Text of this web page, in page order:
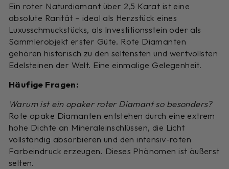
Ein roter Naturdiamant über 2,5 Karat ist eine
absolute Rarität – ideal als Herzstück eines
Luxusschmuckstücks, als Investitionsstein oder als
Sammlerobjekt erster Güte. Rote Diamanten
gehören historisch zu den seltensten und wertvollsten
Edelsteinen der Welt. Eine einmalige Gelegenheit.
Häufige Fragen:
Warum ist ein opaker roter Diamant so besonders?
Rote opake Diamanten entstehen durch eine extrem
hohe Dichte an Mineraleinschlüssen, die Licht
vollständig absorbieren und den intensiv-roten
Farbeindruck erzeugen. Dieses Phänomen ist äußerst
selten.